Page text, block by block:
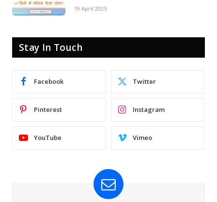
19 April 2025
Stay In Touch
Facebook Twitter
Pinterest Instagram
YouTube Vimeo